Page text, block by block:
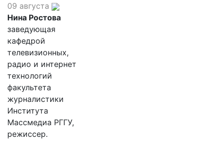
09 августа
Нина Ростова
заведующая
кафедрой
телевизионных,
радио и интернет
технологий
факультета
журналистики
Института
Массмедиа РГГУ,
режиссер.